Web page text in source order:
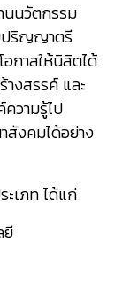
นนวัตกรรม
ปริญญาตรี
กาสให้นิสิตได้
งสรรค์ และ
วามรู้ไป
สังคมได้อย่าง
ะเภท ได้แก่
ยี